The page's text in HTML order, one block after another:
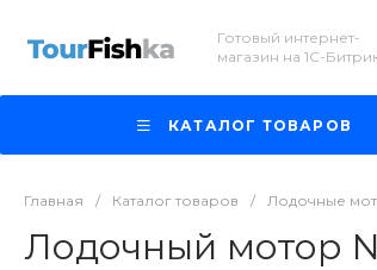
Готовый интернет-
магазин на 1С-
КАТАЛОГ ТОВАРОВ
Главная / Каталог товаров / Лодочные
Лодочный мотор